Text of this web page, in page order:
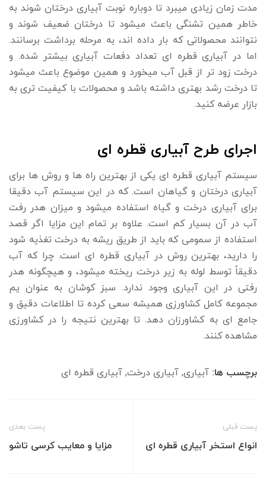
مدت زمان زیادی میبرد تا دوباره نوبت آبیاری درختان شوند به
خاطر همین تشنگی باعث میشود تا درختان ضعیف شوند و
نتوانند محصولاتی که بار داده اند، به مرحله برداشت برسانند.
اما در آبیاری قطره ای تعداد دفعات آبیاری بیشتر شده. و
درخت زود تر از قبل آب میخورد و همین موضوع باعث میشود
تا درخت رشد بهتری داشته باشد و محصولات با کیفیت تری به
بازار عرضه کنید.
اجرای طرح آبیاری قطره ای
سیستم آبیاری قطره ای یکی از بهترین راه ها و روش ها برای
آبیاری درختان و گیاهان است. که در این سیستم آب دقیقا
برای آبیاری درخت و گیاه استفاده میشود و میزان هدر رفت
آب در آن بسیار کم است. علاوه بر تمام این مزایا اگر قصد
استفاده از سمومی که باید از طریق ریشه به درخت تغذیه شود
را دارید، بهترین روش در آبیاری قطره ای است. چرا که آب
دقیقاً توسط لوله به زیر درخت ریخته میشود، و هیچگونه هدر
رفتی در این آبیاری وجود ندارد. سبز کوشان به عنوان یم
مجموعه کامل کشاورزی همیشه سعی کرده تا اطلاعات دقیق و
جامع ای به کشاورزان دهد. تا بهترین نتیجه را در کشاورزی
مشاهده کنند.
برچسب ها: آبیاری, آبیاری درخت, آبیاری قطره ای
پست قبلی
انواع استخر آبیاری قطره ای
پست بعدی
مزایا و معایب کرسی تاشو